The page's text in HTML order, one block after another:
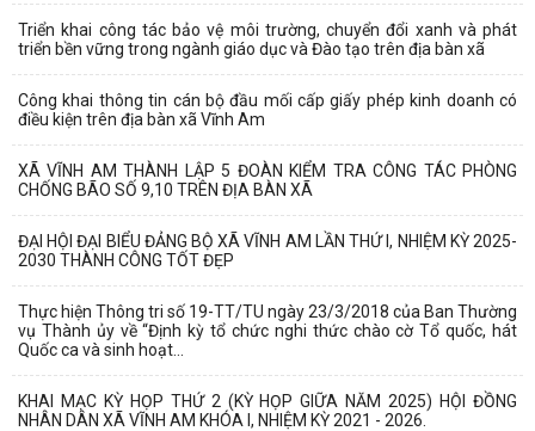
Triển khai công tác bảo vệ môi trường, chuyển đổi xanh và phát
triển bền vững trong ngành giáo dục và Đào tạo trên địa bàn xã
Công khai thông tin cán bộ đầu mối cấp giấy phép kinh doanh có
điều kiện trên địa bàn xã Vĩnh Am
XÃ VĨNH AM THÀNH LẬP 5 ĐOÀN KIỂM TRA CÔNG TÁC PHÒNG
CHỐNG BÃO SỐ 9,10 TRÊN ĐỊA BÀN XÃ
ĐẠI HỘI ĐẠI BIỂU ĐẢNG BỘ XÃ VĨNH AM LẦN THỨ I, NHIỆM KỲ 2025-
2030 THÀNH CÔNG TỐT ĐẸP
Thực hiện Thông tri số 19-TT/TU ngày 23/3/2018 của Ban Thường
vụ Thành ủy về “Định kỳ tổ chức nghi thức chào cờ Tổ quốc, hát
Quốc ca và sinh hoạt...
KHAI MẠC KỲ HỌP THỨ 2 (KỲ HỌP GIỮA NĂM 2025) HỘI ĐỒNG
NHÂN DÂN XÃ VĨNH AM KHÓA I, NHIỆM KỲ 2021 - 2026.